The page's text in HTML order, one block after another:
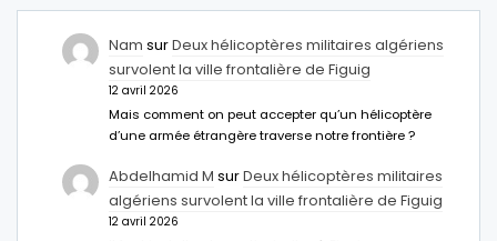
Nam surDeux hélicoptères militaires algériens
survolent la ville frontalière de Figuig
12 avril 2026
Mais comment on peut accepter qu’un hélicoptère
d’une armée étrangère traverse notre frontière ?
Abdelhamid M surDeux hélicoptères militaires
algériens survolent la ville frontalière de Figuig
12 avril 2026